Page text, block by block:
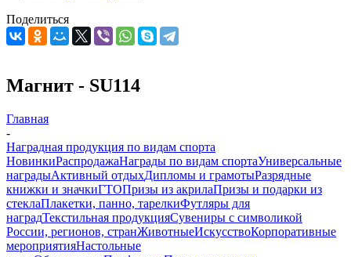
Поделиться
Магнит - SU114
Главная
-
Наградная продукция по видам спорта
НовинкиРаспродажаНаграды по видам спортаУниверсальные
наградыАктивный отдыхДипломы и грамотыРазрядные
книжки и значкиГТОПризы из акрилаПризы и подарки из
стеклаПлакетки, панно, тарелкиФутляры для
наградТекстильная продукцияСувениры с символикой
России, регионов, странЖивотныеИскусствоКорпоративные
мероприятияНастольные